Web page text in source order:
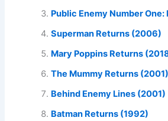
Public Enemy Number One:
Superman Returns (2006)
Mary Poppins Returns
The Mummy Returns (2001)
Behind Enemy Lines (2001)
Batman Returns (1992)